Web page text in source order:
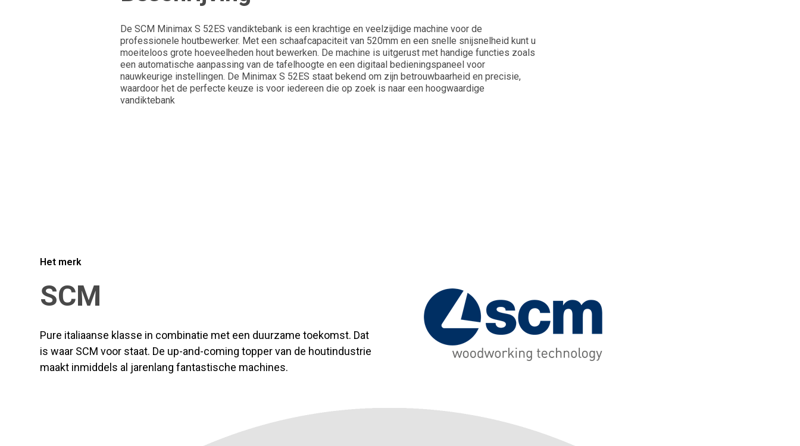
De SCM Minimax S 52ES vandiktebank is een krachtige en veelzijdige machine voor de
professionele houtbewerker. Met een schaafcapaciteit van 520mm en een snelle snijsnelheid kunt u
moeiteloos grote hoeveelheden hout bewerken. De machine is uitgerust met handige functies zoals
een automatische aanpassing van de tafelhoogte en een digitaal bedieningspaneel voor
nauwkeurige instellingen. De Minimax S 52ES staat bekend om zijn betrouwbaarheid en precisie,
waardoor het de perfecte keuze is voor iedereen die op zoek is naar een hoogwaardige
vandiktebank
Het merk
SCM
Pure italiaanse klasse in combinatie met een duurzame toekomst. Dat
is waar SCM voor staat. De up-and-coming topper van de houtindustrie
maakt inmiddels al jarenlang fantastische machines.